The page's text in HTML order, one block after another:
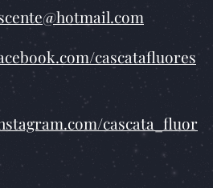
cascatafluores
cascata_fluor